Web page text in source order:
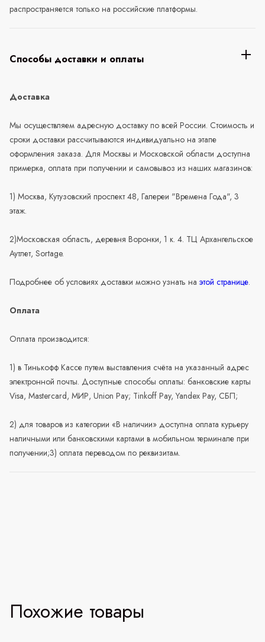
распространяется только на российские платформы.
Способы доставки и оплаты
Доставка
Мы осуществляем адресную доставку по всей России. Стоимость и
сроки доставки рассчитываются индивидуально на этапе
оформления заказа. Для Москвы и Московской области доступна
примерка, оплата при получении и самовывоз из наших магазинов:
1) Москва, Кутузовский проспект 48, Галереи "Времена Года", 3
этаж.
2)Московская область, деревня Воронки, 1 к. 4. ТЦ Архангельское
Аутлет, Sortage.
Подробнее об условиях доставки можно узнать на этой странице.
Оплата
Оплата производится:
1) в Тинькофф Кассе путем выставления счёта на указанный адрес
электронной почты. Доступные способы оплаты: банковские карты
Visa, Mastercard, МИР, Union Pay; Tinkoff Pay, Yandex Pay, СБП;
2) для товаров из категории «В наличии» доступна оплата курьеру
наличными или банковскими картами в мобильном терминале при
получении;3) оплата переводом по реквизитам.
Похожие товары